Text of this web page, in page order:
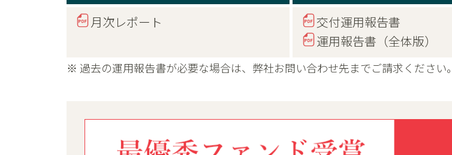
月次レポート
交付運用報告書
運用報告書（全体版）
※ 過去の運用報告書が必要な場合は、弊社お問い合わせ先までご請求ください。